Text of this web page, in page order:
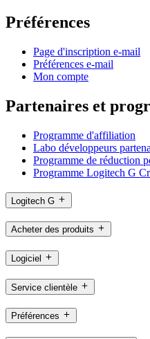
Préférences
Page d'inscription e-mail
Préférences e-mail
Mon compte
Partenaires et
Programme d'affiliation
Labo développeurs
Programme de réduction
Programme Logitech G
Logitech G
Acheter des produits
Logiciel
Service clientèle
Préférences